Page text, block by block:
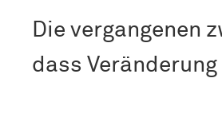
Die vergangenen
dass